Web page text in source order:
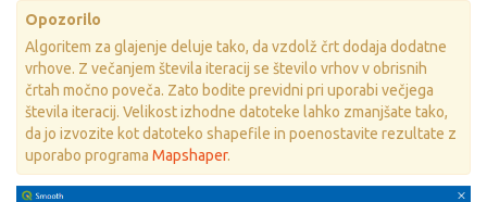
Opozorilo
Algoritem za glajenje deluje tako, da vzdolž črt dodaja dodatne
vrhove. Z večanjem števila iteracij se število vrhov v obrisnih
črtah močno poveča. Zato bodite previdni pri uporabi večjega
števila iteracij. Velikost izhodne datoteke lahko zmanjšate tako,
da jo izvozite kot datoteko shapefile in poenostavite rezultate z
uporabo programa Mapshaper.